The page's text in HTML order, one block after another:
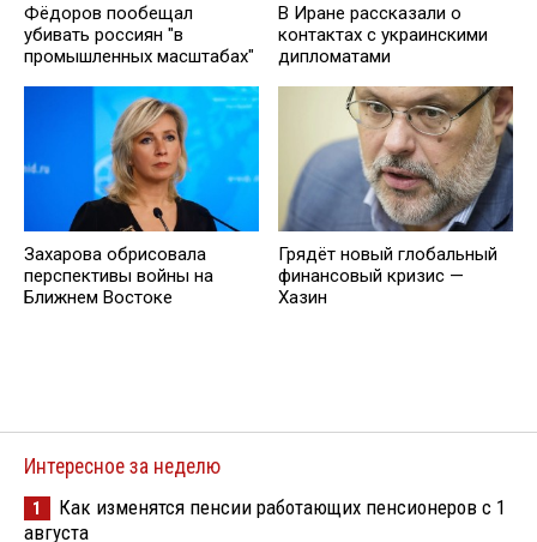
Фёдоров пообещал
убивать россиян "в
промышленных масштабах"
В Иране рассказали о
контактах с украинскими
дипломатами
Захарова обрисовала
перспективы войны на
Ближнем Востоке
Грядёт нoвый глобальный
финансовый кризис —
Хазин
Интересное за неделю
1
Как изменятся пенсии работающих пенсионеров с 1
августа